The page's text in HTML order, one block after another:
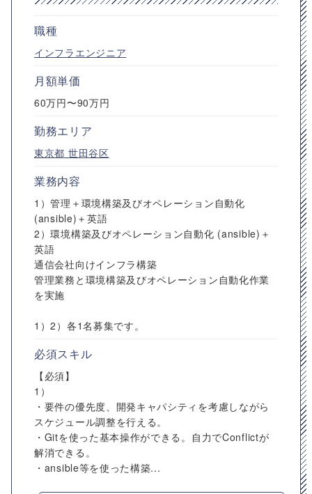
職種
インフラエンジニア
月額単価
60万円〜90万円
勤務エリア
東京都 世田谷区
業務内容
1）管理＋環境構築及びオペレーション自動化
(ansible)＋英語
2）環境構築及びオペレーション自動化 (ansible)＋
英語
通信会社向けインフラ構築
管理業務と環境構築及びオペレーション自動化作業
を実施
1）2）各1名募集です。
必須スキル
【必須】
1）
・要件の優先度、開発キャパシティを考慮しながら
スケジュール調整を行える。
・Gitを使った基本操作ができる。自力でConflictが
解消できる。
・ansible等を使った構築...